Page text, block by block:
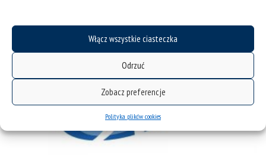
Włącz wszystkie ciasteczka
Odrzuć
Zobacz preferencje
Polityka plików cookies